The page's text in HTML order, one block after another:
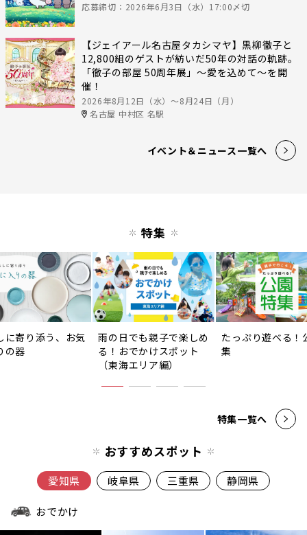
応募締切：2026年6月3日（水）17:00〆切
【ジェイアール名古屋タカシマヤ】黒柳徹子と
12,800組のゲストが紡いだ50年の対話の軌跡。
「徹子の部屋 50周年展」～愛を込めて～を開
催！
2026年8月12日（水）〜8月24日（月）
名古屋 中村区 名駅
イベント＆ニュース一覧へ
特集
に寄り添う、お気
の器
雨の日でも親子で楽しめ
る！おでかけスポット
（東海エリア編）
たっぷり遊べる！
集
特集一覧へ
おすすめスポット
愛知県 岐阜県 三重県 静岡県
おでかけ